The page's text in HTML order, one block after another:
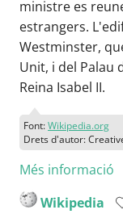
ministre es
estrangers.
Westminster,
Unit, i del Palau
Reina Isabel II.
Font:Wikipedia.org
Drets d'autor:
Més informació
Wikipedia